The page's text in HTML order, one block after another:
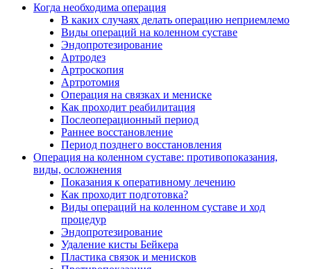
Когда необходима операция
В каких случаях делать операцию неприемлемо
Виды операций на коленном суставе
Эндопротезирование
Артродез
Артроскопия
Артротомия
Операция на связках и мениске
Как проходит реабилитация
Послеоперационный период
Раннее восстановление
Период позднего восстановления
Операция на коленном суставе: противопоказания,
виды, осложнения
Показания к оперативному лечению
Как проходит подготовка?
Виды операций на коленном суставе и ход
процедур
Эндопротезирование
Удаление кисты Бейкера
Пластика связок и менисков